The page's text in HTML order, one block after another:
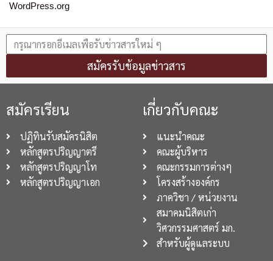
WordPress.org
สมัครรับข้อมูลข่าวสาร
สมัครเรียน
ปฏิทินรับสมัครนิสิต
หลักสูตรปริญญาตรี
หลักสูตรปริญญาโท
หลักสูตรปริญญาเอก
เกี่ยวกับคณะ
แนะนำคณะ
คณะผู้บริหาร
คณะกรรมการต่างๆ
โครงสร้างองค์กร
ภาควิชา / หน่วยงาน
สมาคมนิสิตเก่า
วิศวกรรมศาสตร์ มก.
สำหรับผู้ดูแลระบบ